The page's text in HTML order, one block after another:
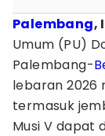
Palembang,
Umum (PU)
Palembang-
lebaran 2026
termasuk
Musi V dapat